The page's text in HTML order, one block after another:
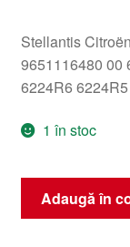
Stellantis
9651116480 00
6224R6
1 în stoc
Cantitate
Unitate
Adaugă în